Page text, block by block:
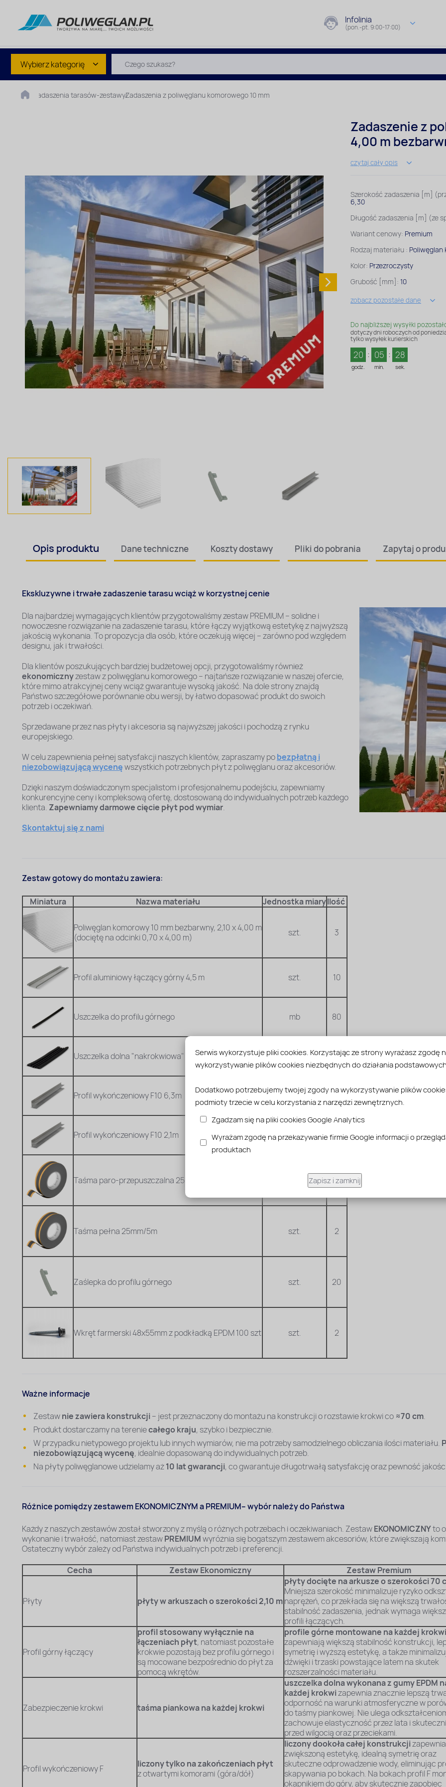
Serwis wykorzystuje pliki cookies. Korzystając ze strony wyrażasz zgodę
wykorzystywanie plików cookies niezbędnych do działania
Dodatkowo potrzebujemy twojej zgody na wykorzystywanie plików
podmioty trzecie w celu korzystania z narzędzi zewnętrznych.
Zgadzam się na pliki cookies Google Analytics
Wyrażam zgodę na przekazywanie firmie Google informacji o
produktach
Zapisz i zamknij
Infolinia
(pon.-pt. 9:00-17:00)
Wybierz kategorię
Zadaszenia tarasów-zestawyZadaszenia z poliwęglanu komorowego 10 mm
Zadaszenie z
4,00 m
czytaj cały opis
Szerokość zadaszenia [m]
6,30
Długość zadaszenia [m] (ze
Wariant cenowy: Premium
Rodzaj materiału : Poliwęglan
Kolor: Przezroczysty
Grubość [mm]: 10
zobacz pozostałe dane
Do najbliższej wysyłki
dotyczy dni roboczych od
tylko wysyłek kurierskich
20
godz.
05
min.
27
sek.
Opis produktu Dane techniczne Koszty dostawy Plikido pobrania Zapytajo
Ekskluzywne i trwałe zadaszenie tarasu wciąż w korzystnej cenie
Dla najbardziej wymagających klientów przygotowaliśmy zestaw PREMIUM – solidne i
nowoczesne rozwiązanie na zadaszenie tarasu, które łączy wyjątkową estetykę z najwyższą
jakością wykonania. To propozycja dla osób, które oczekują więcej – zarówno pod względem
designu, jak i trwałości.
Dla klientów poszukujących bardziej budżetowej opcji, przygotowaliśmy również
ekonomicznyzestaw z poliwęglanu komorowego – najtańsze rozwiązanie w naszej ofercie,
które mimo atrakcyjnej ceny wciąż gwarantuje wysoką jakość. Na dole strony znajdą
Państwo szczegółowe porównanie obu wersji, by łatwo dopasować produkt do swoich
potrzeb i oczekiwań.
Sprzedawane przez nas płyty i akcesoria są najwyższej jakości i pochodzą z rynku
europejskiego.
W celu zapewnienia pełnej satysfakcji naszych klientów, zapraszamy pobezpłatną i
niezobowiązującą wycenęwszystkich potrzebnych płyt z poliwęglanu oraz akcesoriów.
Dzięki naszym doświadczonym specjalistom i profesjonalnemu podejściu, zapewniamy
konkurencyjne ceny i kompleksową ofertę, dostosowaną do indywidualnych potrzeb każdego
klienta. Zapewniamy darmowe cięcie płyt pod wymiar.
Skontaktuj się z nami
Zestaw gotowy do montażu zawiera:
Miniatura Nazwa materiału Jednostka miaryIlość
Poliwęglan komorowy 10 mm bezbarwny, 2,10 x 4,00 m
(dociętę na odcinki 0,70 x 4,00 m)
szt. 3
Profil aluminiowy łączący górny 4,5 m szt. 10
Uszczelka do profilu górnego mb 80
Uszczelka dolna "nakrokwiowa" szer 60 mm mb 40
Profil wykończeniowy F10 6,3m szt. 3
Profil wykończeniowy F10 2,1m szt. 1
Taśma paro-przepuszczalna 25mm/5m 2
Taśma pełna 25mm/5m szt. 2
Zaślepka do profilu górnego szt. 20
Wkręt farmerski 48x55mm z podkładką EPDM 100 szt szt. 2
Ważne informacje
Zestawnie zawiera konstrukcji– jest przeznaczony do montażu na konstrukcji o rozstawie krokwi co ≈70 cm.
Produkt dostarczamy na tereniecałego kraju, szybko i bezpiecznie.
W przypadku nietypowego projektu lub innych wymiarów, nie ma potrzeby samodzielnego obliczania ilości materiału.
niezobowiązującą wycenę, idealnie dopasowaną do indywidualnych potrzeb.
Na płyty poliwęglanowe udzielamy aż10 lat gwarancji, co gwarantuje długotrwałą satysfakcję oraz pewność
Różnice pomiędzy zestawem EKONOMICZNYM a PREMIUM– wybór należy do Państwa
Każdy z naszych zestawów został stworzony z myślą o różnych potrzebach i oczekiwaniach. ZestawEKONOMICZNYto
wykonanie i trwałość, natomiast zestawPREMIUMwyróżnia się bogatszym zestawem akcesoriów, które zwiększają
Ostateczny wybór zależy od Państwa indywidualnych potrzeb i preferencji.
Cecha
Zestaw Ekonomiczny Zestaw Premium
Płyty płyty w arkuszach o szerokości 2,10 m
płyty docięte na arkusze o szerokości70
Mniejsza szerokość minimalizuje ryzyko
naprężeń, co przekłada się na większą
stabilność zadaszenia, jednak wymaga
profili łączących.
Profil górny łączący
profil stosowany wyłącznie na
łączeniach płyt, natomiast pozostałe
krokwie pozostają bez profilu górnego i
są mocowane bezpośrednio do płyt za
pomocą wkrętów.
profile górne montowane na każdej krokwi
zapewniają większą stabilność konstrukcji,
symetrię i wyższą estetykę, a także
dźwięki i trzaski powstające latem na skutek
rozszerzalności materiału.
Zabezpieczenie krokwi taśma piankowa na każdej krokwi
uszczelka dolna wykonana z gumy EPDM
każdej krokwizapewnia znacznie lepszą
odporność na warunki atmosferyczne w
do taśmy piankowej. Nie ulega
zachowuje elastyczność przez lata i
przed wilgocią oraz przeciekami.
Profil wykończeniowy F
liczony tylko na zakończeniach płyt
z otwartymi komorami (góra/dół)
liczony dookoła całej konstrukcjizapewnia
zwiększoną estetykę, idealną symetrię oraz
skuteczne odprowadzenie wody, eliminując
skapywania po bokach. Na bokach profil F
okapnikiem do góry, aby skutecznie zapobiec